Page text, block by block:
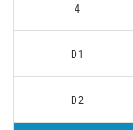
4
D1
D2